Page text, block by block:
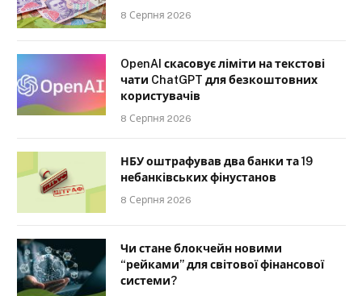
8 Серпня 2026
OpenAI скасовує ліміти на текстові
чати ChatGPT для безкоштовних
користувачів
8 Серпня 2026
НБУ оштрафував два банки та 19
небанківських фінустанов
8 Серпня 2026
Чи стане блокчейн новими
“рейками” для світової фінансової
системи?